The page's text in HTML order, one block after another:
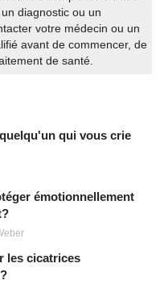
diagnostic ou un
votre médecin ou un
avant de commencer, de
de santé.
qui vous crie
émotionnellement
les cicatrices